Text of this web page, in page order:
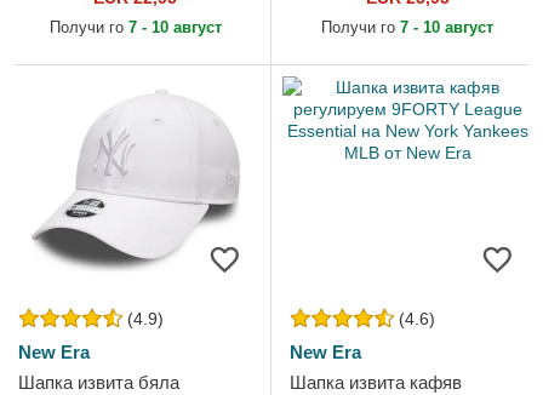
Yankees MLB от New Era
Получи го 7 - 10 август
York Yankees MLB от New
Получи го 7 - 10 август
(4.9)
New Era
Шапка извита бяла
(4.6)
New Era
Шапка извита кафяв